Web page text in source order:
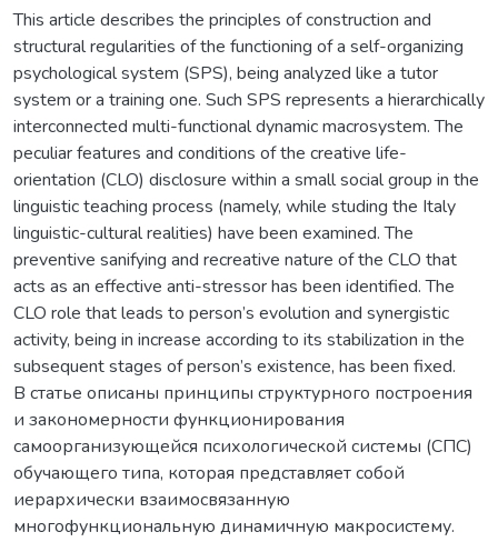
This article describes the principles of construction and
structural regularities of the functioning of a self-organizing
psychological system (SPS), being analyzed like a tutor
system or a training one. Such SPS represents a hierarchically
interconnected multi-functional dynamic macrosystem. The
peculiar features and conditions of the creative life-
orientation (CLO) disclosure within a small social group in the
linguistic teaching process (namely, while studing the Italy
linguistic-cultural realities) have been examined. The
preventive sanifying and recreative nature of the CLO that
acts as an effective anti-stressor has been identified. The
CLO role that leads to person’s evolution and synergistic
activity, being in increase according to its stabilization in the
subsequent stages of person’s existence, has been fixed.
В статье описаны принципы структурного построения
и закономерности функционирования
самоорганизующейся психологической системы (СПС)
обучающего типа, которая представляет собой
иерархически взаимосвязанную
многофункциональную динамичную макросистему.